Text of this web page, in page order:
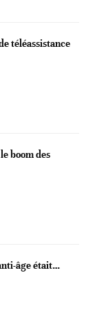
téléassistance
boom des
âge était…